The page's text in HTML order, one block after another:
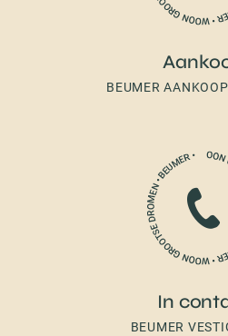
BEUMER
In
BEUMER